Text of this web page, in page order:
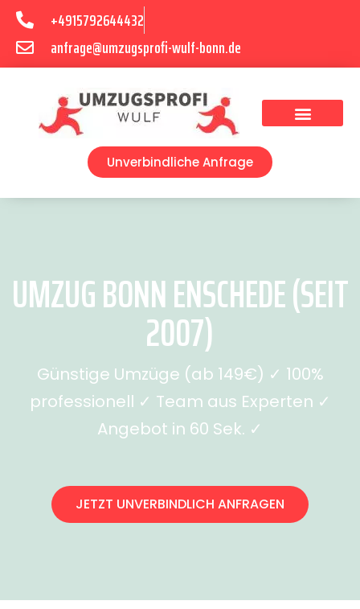
+4915792644432
anfrage@umzugsprofi-wulf-bonn.de
Unverbindliche Anfrage
UMZUG BONN ENSCHEDE (SEIT
2007)
Günstige Umzüge (ab 149€) ✓ 100%
professionell ✓ Team aus Experten ✓
Angebot in 60 Sek. ✓
JETZT UNVERBINDLICH ANFRAGEN